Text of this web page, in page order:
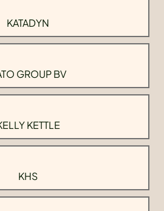
KATADYN
GROUP BV
KETTLE
KHS